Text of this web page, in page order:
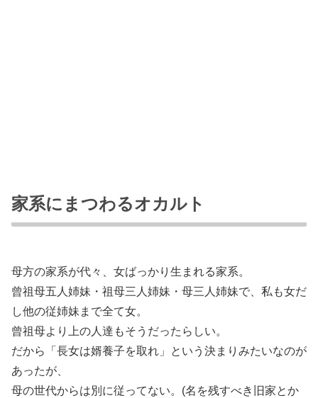
家系にまつわるオカルト
母方の家系が代々、女ばっかり生まれる家系。
曾祖母五人姉妹・祖母三人姉妹・母三人姉妹で、私も女だ
し他の従姉妹まで全て女。
曾祖母より上の人達もそうだったらしい。
だから「長女は婿養子を取れ」という決まりみたいなのが
あったが、
母の世代からは別に従ってない。(名を残すべき旧家とか